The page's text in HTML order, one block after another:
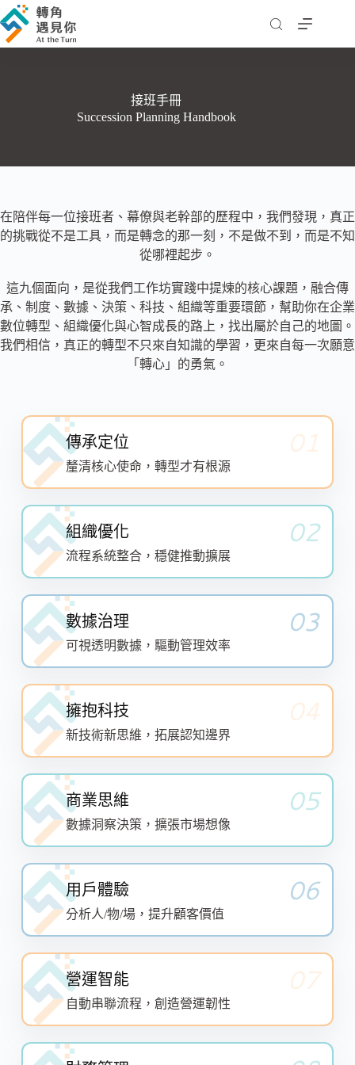
跳
至
主
接班手冊
Succession Planning Handbook
在陪伴每一位接班者、幕僚與老幹部的歷程中，我們發現，真正
的挑戰從不是工具，而是轉念的那一刻，不是做不到，而是不知
從哪裡起步。
這九個面向，是從我們工作坊實踐中提煉的核心課題，融合傳
承、制度、數據、決策、科技、組織等重要環節，幫助你在企業
數位轉型、組織優化與心智成長的路上，找出屬於自己的地圖。
我們相信，真正的轉型不只來自知識的學習，更來自每一次願意
「轉心」的勇氣。
01
傳承定位
釐清核心使命，轉型才有根源
02
組織優化
流程系統整合，穩健推動擴展
03
數據治理
可視透明數據，驅動管理效率
04
擁抱科技
新技術新思維，拓展認知邊界
05
商業思維
數據洞察決策，擴張市場想像
06
用戶體驗
分析人/物/場，提升顧客價值
07
營運智能
自動串聯流程，創造營運韌性